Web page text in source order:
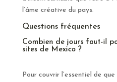
l’âme créative du pays.
Questions fréquentes
Combien de jours faut-il
sites de Mexico ?
Pour couvrir l’essentiel de